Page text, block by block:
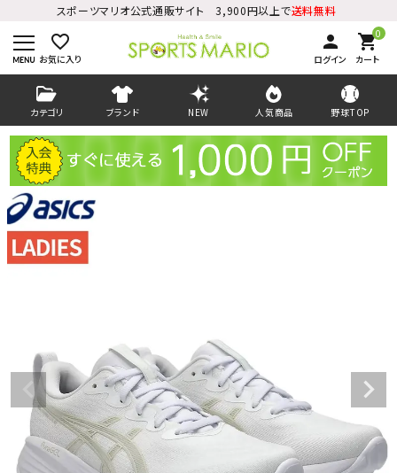
スポーツマリオ公式通販サイト 3,900円以上で送料無料
favorite_border
お気に入り
person
ログイン
0
shopping_cart
カート
カテゴリ ブランド NEW 人気商品 野球TOP
ログイン
ようこそ ゲスト 様
検索
商品が見つからない方はこちら